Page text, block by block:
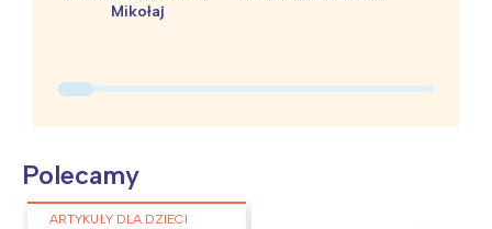
Mikołaj
Polecamy
ARTYKUŁY DLA DZIECI